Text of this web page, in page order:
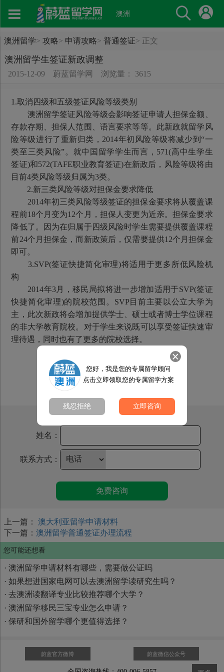
澳洲
澳洲留学> 攻略> 申请攻略> 普通签证> 正文
澳洲留学生签证新政调整
2015-12-09 蔚蓝留学网 浏览量： 3615
1.取消四级和五级签证风险等级类别
澳洲留学签证风险等级会影响签证申请人担保金额、
存款存期、担保人范围、语言要求等等。此新政就留学风
险等级进行了重新归类，2014年初风险等级将减少到“一
类至三类风险”。就中国留学学生而言，571(高中生学生
签证)和572(TAFE职业教育签证)在新政后，风险等级将由
目前4类风险等级归属为3类。
2.新三类风险等级对担保金要求降低
2014年初三类风险等级签证的担保金要求将从覆盖课
程前18个月变为12个月，担保人变更为近亲。担保金要求
降低了。因为在归属于四级风险时学生需要提供覆盖课程
前24个月担保金，而新政策后，仅需要提供12个月担保金
即可。
3.SVP(签证快捷简化审理)将适用于更多所低风险机
构
2014年3月，移民局拟将进一步增加适用于SVP(签证
快捷简化审理)的院校范围。SVP目前主要以公立大学为
主，此次新政将会增加提供学士、硕士或者博士学位课程
的非大学教育院校。对于学生来说既可以享受签证快速审
理待遇，同时也有了更多的院校选择。
姓名：
联系方式：
免费咨询
上一篇：
澳大利亚留学申请材料
下一篇： 澳洲留学普通签证办理流程
您可能还想看
· 澳洲留学申请材料有哪些，需要做公证吗
· 如果想进国家电网可以去澳洲留学读研究生吗？
· 去澳洲读翻译专业比较推荐哪个大学？
· 澳洲留学移民三宝专业怎么申请？
· 保研和国外留学哪个更值得选择？
蔚蓝官方微博 蔚蓝微信公众号
您好，我是您的专属留学顾问
点击立即领取您的专属留学方案
残忍拒绝 立即咨询